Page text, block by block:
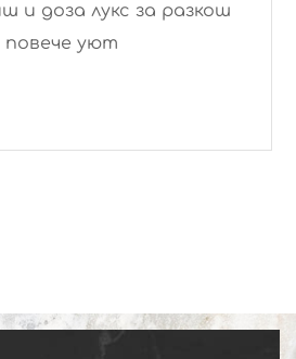
и доза лукс за разкош
повече уют